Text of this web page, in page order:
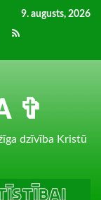
9. augusts, 2026
RSS
✞
dzīvība Kristū